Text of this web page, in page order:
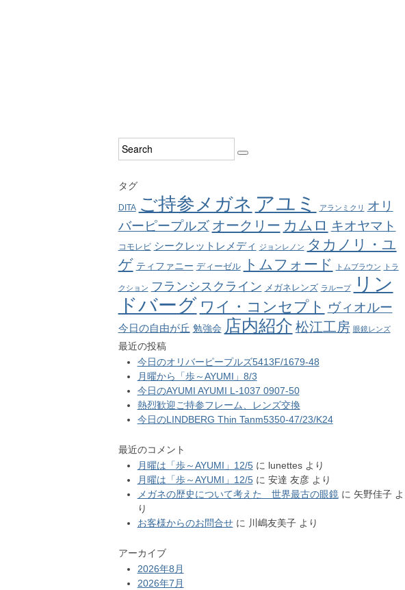
タグ
DITA ご持参メガネ アユミ アランミクリ
オリ
バーピープルズ オークリー カムロ キオヤマト
コモレビ シークレットレメディ ジョンレノン タカノリ・ユ
ゲ ティファニー ディーゼル トムフォード トムブラウン トラ
クション フランシスクライン メガネレンズ ラループ
リン
ドバーグ ワイ・コンセプト ヴィオルー
今日の自由が丘 勉強会 店内紹介 松江工房 眼鏡レンズ
最近の投稿
今日のオリバーピープルズ5413F/1679-48
月曜から「歩～AYUMI」8/3
今日のAYUMI AYUMI L-1037 0907-50
熱烈歓迎ご持参フレーム、レンズ交換
今日のLINDBERG Thin Tanm5350-47/23/K24
最近のコメント
月曜は「歩～AYUMI」12/5に lunettesより
月曜は「歩～AYUMI」12/5に 安達 友彦より
メガネの歴史について考えた 世界最古の眼鏡に 矢野佳子よ
り
お客様からのお問合せに 川嶋友美子より
アーカイブ
2026年8月
2026年7月